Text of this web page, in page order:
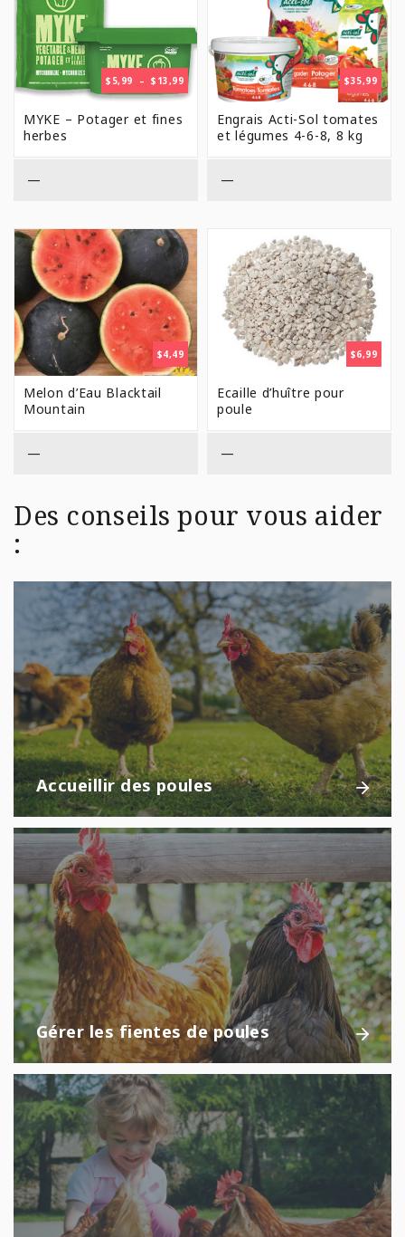
$ 5,99 – $ 13,99PLAGE
DE
MYKE – Potager et fines
herbes
—
$35,99
Engrais Acti-Sol tomates
et légumes 4-6-8, 8 kg
—
$4,49
Melon d’Eau Blacktail
Mountain
—
$6,99
Ecaille d’huître pour
poule
—
Des conseils pour vous aider
:
Accueillir des poules
Gérer les fientes de poules